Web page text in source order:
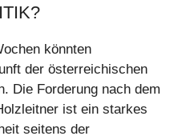
könnten
der österreichischen
Die Forderung nach dem
ist ein starkes
seitens der